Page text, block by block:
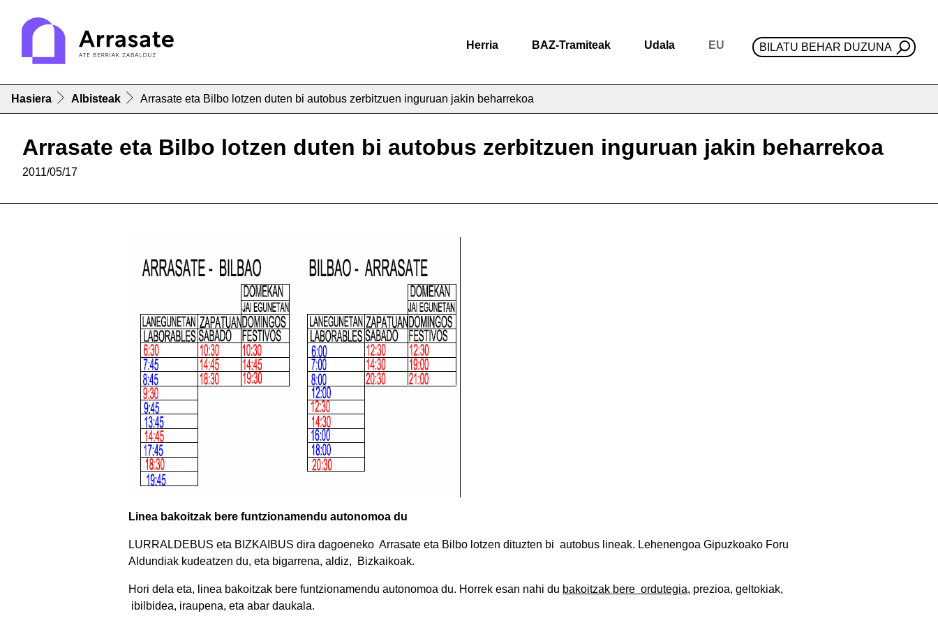
Herria BAZ-Tramiteak Udala EU BILATU BEHAR DUZUNA
Hasiera Albisteak Arrasate eta Bilbo lotzen duten bi autobus zerbitzuen inguruan jakin beharrekoa
Arrasate eta Bilbo lotzen duten bi autobus zerbitzuen inguruan jakin beharrekoa
2011/05/17
Linea bakoitzak bere funtzionamendu autonomoa du
LURRALDEBUS eta BIZKAIBUS dira dagoeneko Arrasate eta Bilbo lotzen dituzten bi autobus lineak. Lehenengoa Gipuzkoako Foru
Aldundiak kudeatzen du, eta bigarrena, aldiz, Bizkaikoak.
Hori dela eta, linea bakoitzak bere funtzionamendu autonomoa du. Horrek esan nahi du bakoitzak bere ordutegia, prezioa, geltokiak,
ibilbidea, iraupena, eta abar daukala.